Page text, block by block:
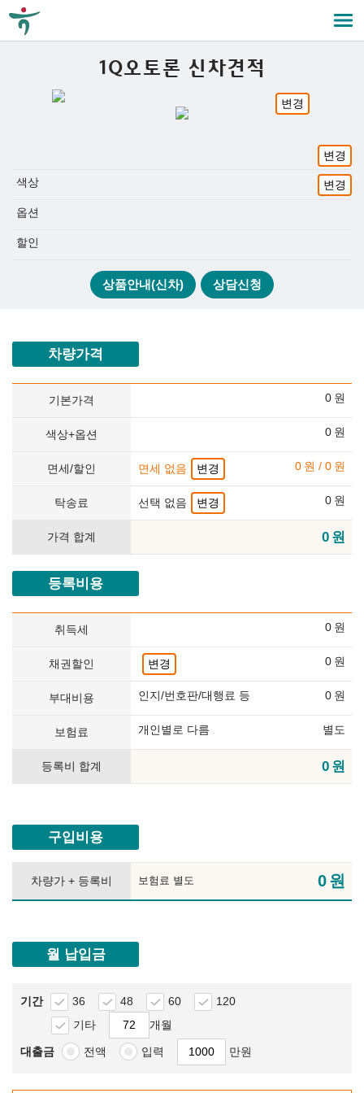
1Q오토론 신차견적
변경
변경
색상 변경
옵션
할인
상품안내(신차) 상담신청
차량가격
기본가격 0 원
색상+옵션 0 원
면세/할인 면세 없음 변경 0 원 / 0 원
탁송료 선택 없음 변경 0 원
가격 합계 0 원
등록비용
취득세 0 원
채권할인 변경 0 원
부대비용 인지/번호판/대행료 등 0 원
보험료 개인별로 다름 별도
등록비 합계 0 원
구입비용
차량가 + 등록비 보험료 별도 0원
월 납입금
기간 36 48 60
120
기타
개월
대출금 전액 입력 만원